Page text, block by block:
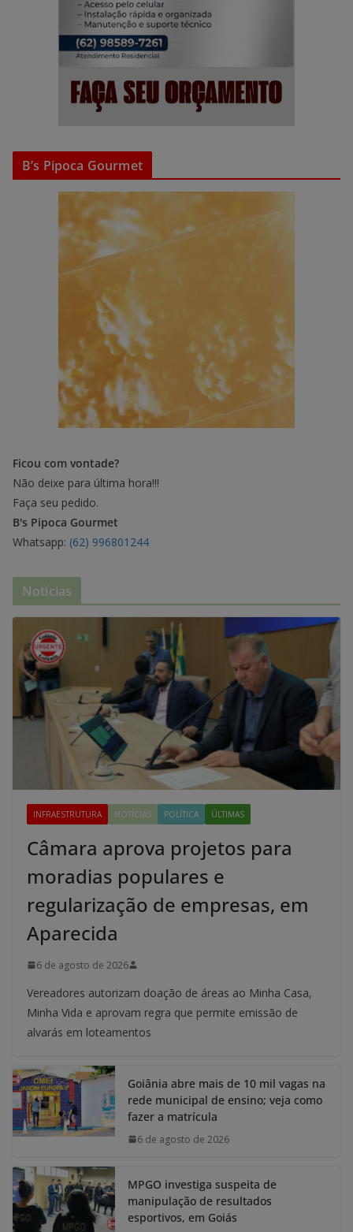
B’s Pipoca Gourmet
Ficou com vontade?
Não deixe para última hora!!!
Faça seu pedido.
B's Pipoca Gourmet
Whatsapp: (62) 996801244
Notícias
INFRAESTRUTURA NOTÍCIAS POLÍTICA ÚLTIMAS
Câmara aprova projetos para
moradias populares e
regularização de empresas, em
Aparecida
6 de agosto de 2026
Vereadores autorizam doação de áreas ao Minha Casa,
Minha Vida e aprovam regra que permite emissão de
alvarás em loteamentos
Goiânia abre mais de 10 mil vagas na
rede municipal de ensino; veja como
fazer a matrícula
6 de agosto de 2026
MPGO investiga suspeita de
manipulação de resultados
esportivos, em Goiás